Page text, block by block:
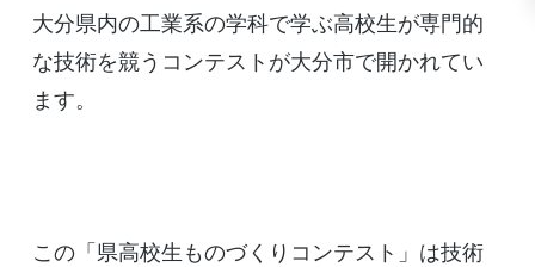
大分県内の工業系の学科で学ぶ高校生が専門的
な技術を競うコンテストが大分市で開かれてい
ます。
この「県高校生ものづくりコンテスト」は技術